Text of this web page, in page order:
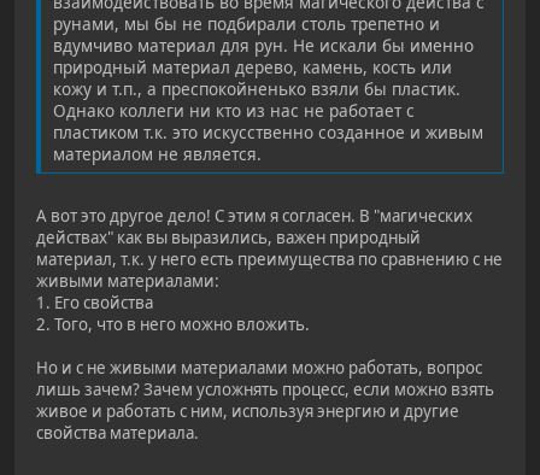
рунами, мы бы не подбирали столь трепетно и
вдумчиво материал для рун. Не искали бы именно
природный материал дерево, камень, кость или
кожу и т.п., а преспокойненько взяли бы пластик.
Однако коллеги ни кто из нас не работает с
пластиком т.к. это искусственно созданное и живым
материалом не является.
А вот это другое дело! С этим я согласен. В "магических
действах" как вы выразились, важен природный
материал, т.к. у него есть преимущества по сравнению с не
живыми материалами:
1. Его свойства
2. Того, что в него можно вложить.
Но и с не живыми материалами можно работать, вопрос
лишь зачем? Зачем усложнять процесс, если можно взять
живое и работать с ним, используя энергию и другие
свойства материала.